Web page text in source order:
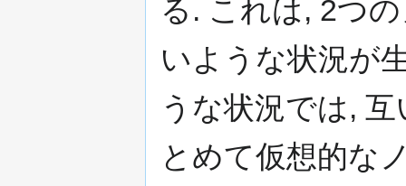
る. これは, 2つ
いような状況が
うな状況では,
とめて仮想的な